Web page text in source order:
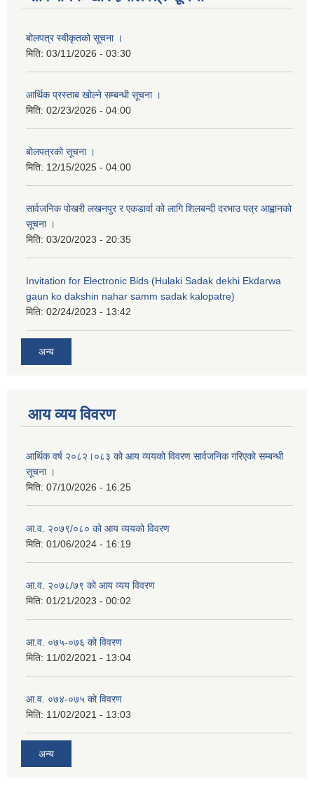
बोलपत्र स्वीकृतको सूचना ।
मिति: 03/11/2026 - 03:30
आर्थिक प्रस्ताब खोल्ने सम्बन्धी सूचना ।
मिति: 02/23/2026 - 04:00
बोलपत्रको सूचना ।
मिति: 12/15/2025 - 04:00
सार्वजनिक पोखरी लखनपुर र एकडार्वा को लागि शिलबन्दी दरभाउ पत्र आह्वानको
सूचना ।
मिति: 03/20/2023 - 20:35
Invitation for Electronic Bids (Hulaki Sadak dekhi Ekdarwa
gaun ko dakshin nahar samm sadak kalopatre)
मिति: 02/24/2023 - 13:42
अन्य
आय व्यय विवरण
आर्थिक वर्ष २०८२।०८३ को आय व्ययको विवरण सार्वजनिक गरिएको सम्बन्धी
सूचना ।
मिति: 07/10/2026 - 16:25
आ.व. २०७९/०८० को आय व्ययको विवरण
मिति: 01/06/2024 - 16:19
आ.व. २०७८/७९ को आय व्यय विवरण
मिति: 01/21/2023 - 00:02
आ.व. ०७५-०७६ को विवरण
मिति: 11/02/2021 - 13:04
आ.व. ०७४-०७५ को विवरण
मिति: 11/02/2021 - 13:03
अन्य